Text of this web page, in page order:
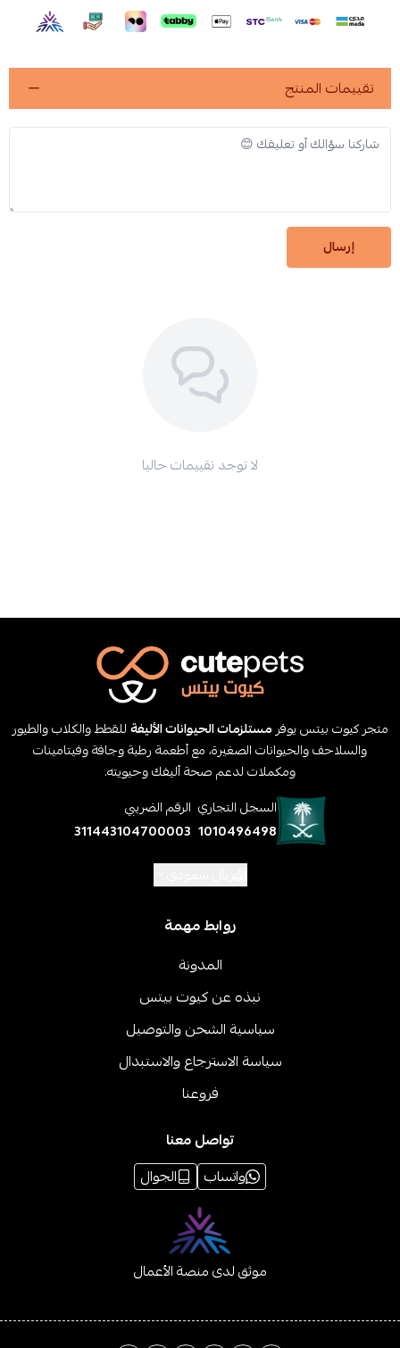
تقييمات المنتج
إرسال
لا توجد تقييمات حاليا
متجر كيوت بيتس يوفر مستلزمات الحيوانات الأليفةللقطط والكلاب والطيور
والسلاحف والحيوانات الصغيرة، مع أطعمة رطبة وجافة وفيتامينات
ومكملات لدعم صحة أليفك وحيويته.
السجل التجاري
1010496498
الرقم الضريبي
311443104700003
روابط مهمة
المدونة
نبذه عن كيوت بيتس
سياسية الشحن والتوصيل
سياسة الاسترجاع والاستبدال
فروعنا
تواصل معنا
واتساب
الجوال
موثق لدى منصة الأعمال